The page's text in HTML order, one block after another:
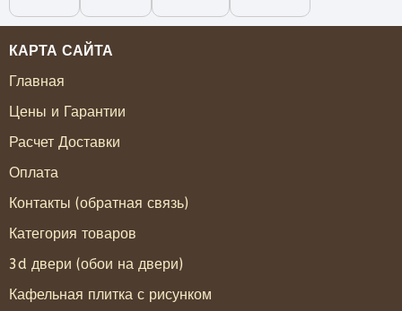
КАРТА САЙТА
Главная
Цены и Гарантии
Расчет Доставки
Оплата
Контакты (обратная связь)
Категория товаров
3d двери (обои на двери)
Кафельная плитка с рисунком